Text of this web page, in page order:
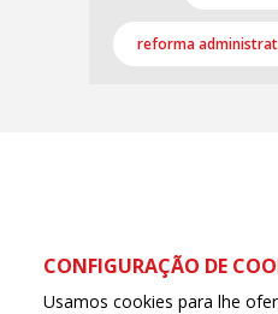
reforma
CONFIGURAÇÃO DE
Usamos cookies para lhe